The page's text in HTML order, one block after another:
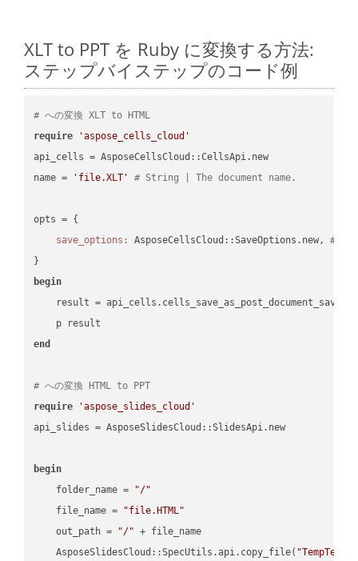
XLT to PPT を Ruby に変換する方法:
ステップバイステップのコード例
# への変換 XLT to HTML
require
'aspose_cells_cloud'
api_cells = AsposeCellsCloud::CellsApi.new
name =
'file.XLT' # String | The document name.
opts = {
save_options:
AsposeCellsCloud::SaveOptions.new, #
begin
result =
end
# への変換 HTML to PPT
require
'aspose_slides_cloud'
api_slides = AsposeSlidesCloud::SlidesApi.new
begin
    folder_name =
"/"
    file_name =
"file.HTML"
    out_path =
"/" + file_name
    AsposeSlidesCloud::SpecUtils.api.copy_file(